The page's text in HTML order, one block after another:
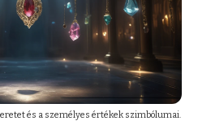
és a személyes értékek szimbólumai.